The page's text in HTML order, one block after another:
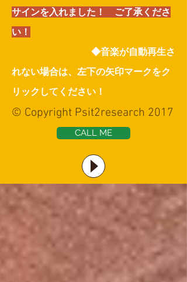
サインを入れました！ ご了承くださ
い！
​ ◆音楽が自動再生さ
れない場合は、左下の矢印マークをク
リックしてください！
© Copyright Psit2research 2017
CALL ME